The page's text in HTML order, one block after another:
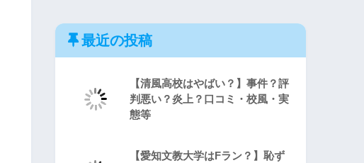
最近の投稿
【清風高校はやばい？】事件？評
判悪い？炎上？口コミ・校風・実
態等
【愛知文教大学はFラン？】恥ず